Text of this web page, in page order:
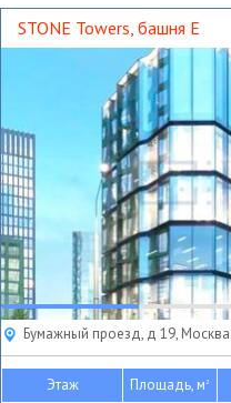
STONE Towers, башня Е
Бумажный проезд, д 19, Москва
Этаж Площадь, м2